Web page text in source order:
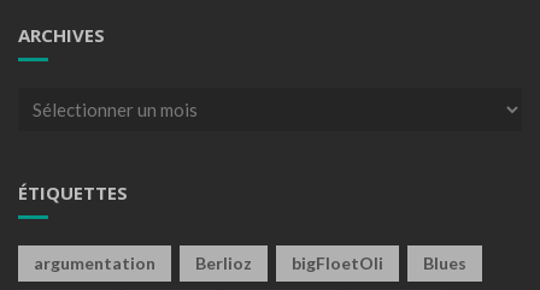
ARCHIVES
Archives
ÉTIQUETTES
argumentation Berlioz bigFloetOli Blues